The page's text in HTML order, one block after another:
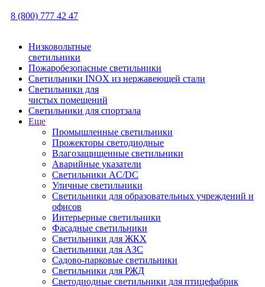
8 (800) 777 42 47
Низковольтные
светильники
Пожаробезопасные светильники
Светильники INOX из нержавеющей стали
Светильники для
чистых помещений
Светильники для спортзала
Еще
Промышленные светильники
Прожекторы светодиодные
Влагозащищенные светильники
Аварийные указатели
Светильники AC/DC
Уличные светильники
Светильники для образовательных учреждений и
офисов
Интерьерные светильники
Фасадные светильники
Светильники для ЖКХ
Светильники для АЗС
Садово-парковые светильники
Светильники для РЖД
Светодиодные светильники для птицефабрик